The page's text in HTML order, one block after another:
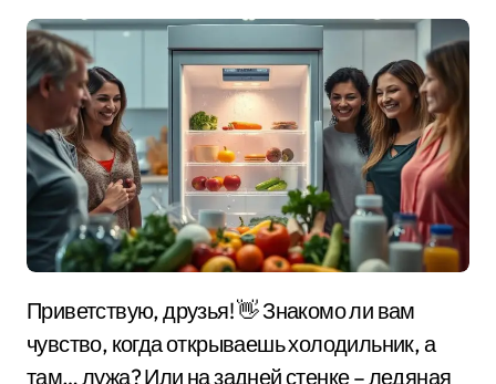
Приветствую, друзья! 👋 Знакомо ли вам
чувство, когда открываешь холодильник, а
там… лужа? Или на задней стенке – ледяная